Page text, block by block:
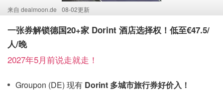
来自 dealmoon.de 08-02更新
一张券解锁德国20+家 Dorint 酒店选择权！低至€47.5/
人/晚
2027年5月前说走就走！
Groupon (DE) 现有 Dorint 多城市旅行券好价入！